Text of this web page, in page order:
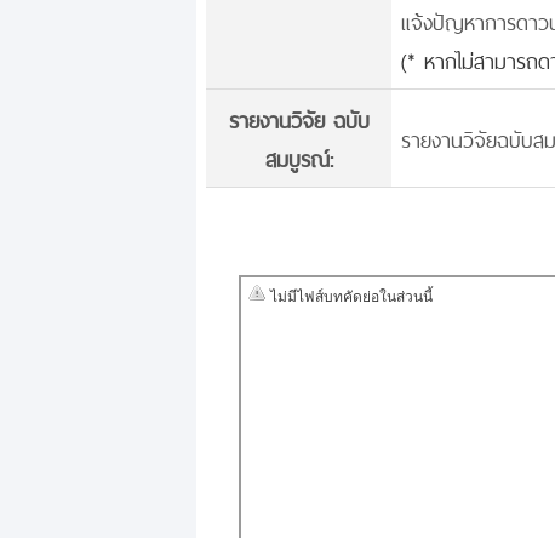
แจ้งปัญหาการดาว
(* หากไม่สามารถด
รายงานวิจัย ฉบับ
สมบูรณ์:
รายงานวิจัยฉบับ